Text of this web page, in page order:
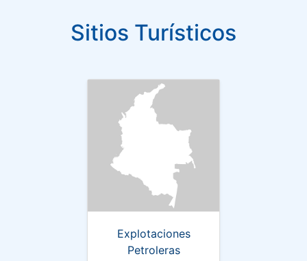
Sitios Turísticos
Explotaciones
Petroleras